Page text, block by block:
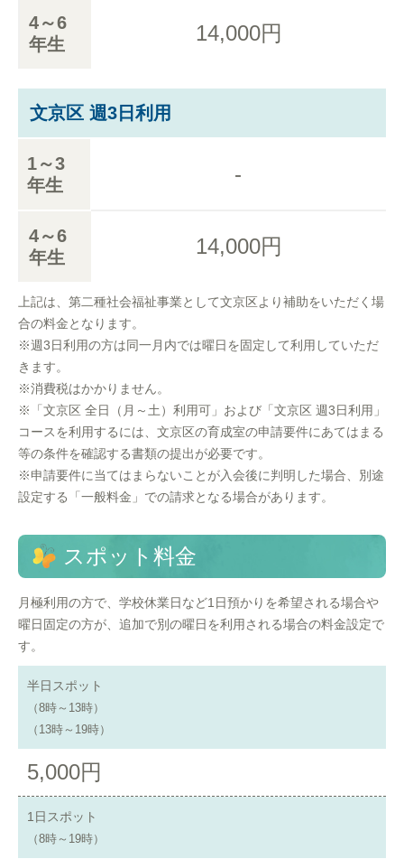
4～6
年生
14,000円
文京区 週3日利用
1～3
年生
-
4～6
年生
14,000円
上記は、第二種社会福祉事業として文京区より補助をいただく場
合の料金となります。
※週3日利用の方は同一月内では曜日を固定して利用していただ
きます。
※消費税はかかりません。
※「文京区 全日（月～土）利用可」および「文京区 週3日利用」
コースを利用するには、文京区の育成室の申請要件にあてはまる
等の条件を確認する書類の提出が必要です。
※申請要件に当てはまらないことが入会後に判明した場合、別途
設定する「一般料金」での請求となる場合があります。
スポット料金
月極利用の方で、学校休業日など1日預かりを希望される場合や
曜日固定の方が、追加で別の曜日を利用される場合の料金設定で
す。
半日スポット
（8時～13時）
（13時～19時）
5,000円
1日スポット
（8時～19時）